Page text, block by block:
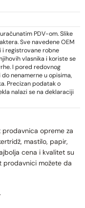
PDV-om. Slike
Sve navedene OEM
i registrovane robne
vlasnika i koriste se
I pored redovnog
nenamerne u opisima,
Precizan podatak o
nalazi se na deklaraciji
opreme za
mastilo, papir,
cena i kvalitet su
prodavnici možete da